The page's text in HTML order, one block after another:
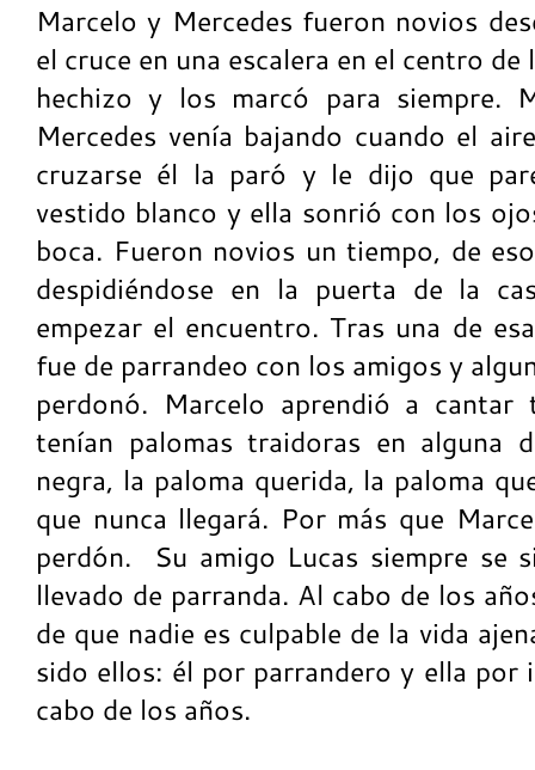
Marcelo y Mercedes fueron novios
el cruce en una escalera en el centro
hechizo y los marcó para siempre.
Mercedes venía bajando cuando el
cruzarse él la paró y le dijo que
vestido blanco y ella sonrió con los
boca. Fueron novios un tiempo, de
despidiéndose en la puerta de la
empezar el encuentro. Tras una de
fue de parrandeo con los amigos y
perdonó. Marcelo aprendió a cantar
tenían palomas traidoras en alguna
negra, la paloma querida, la paloma
que nunca llegará. Por más que
perdón.
Su amigo Lucas siempre se
llevado de parranda. Al cabo de los
de que nadie es culpable de la vida
sido ellos: él por parrandero y ella por
cabo de los años.